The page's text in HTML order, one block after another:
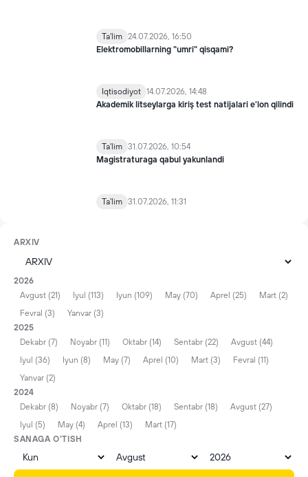
Ta'lim 24.07.2026, 16:50
Elektromobillarning "umri" qisqami?
Iqtisodiyot 14.07.2026, 14:48
Akademik litseylarga kiriş test natijalari e'lon qilindi
Ta'lim 31.07.2026, 10:54
Magistraturaga qabul yakunlandi
Ta'lim 31.07.2026, 11:31
ARXIV
2026
Avgust (21)
Iyul (113) Iyun (109) May (70) Aprel (25)
Mart (2)
Fevral (3)
Yanvar (3)
2025
Dekabr (7)
Noyabr (11) Oktabr (14) Sentabr (22)
Avgust (44)
Iyul (36)
Iyun (8) May (7) Aprel (10) Mart (3)
Fevral (11)
Yanvar (2)
2024
Dekabr (8)
Noyabr (7) Oktabr (18) Sentabr (18)
Avgust (27)
Iyul (5)
May (4) Aprel (13)
Mart (17)
SANAGA O'TISH